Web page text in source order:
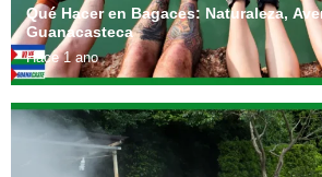
Qué Hacer en Bagaces: Naturaleza,
Guanacasteca
Hace 1 ano